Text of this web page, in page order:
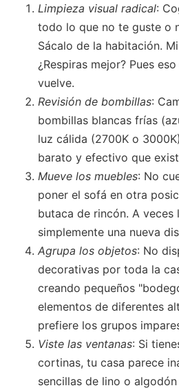
Limpieza visual radical:
todo lo que no te guste o
Sácalo de la habitación.
¿Respiras mejor? Pues
vuelve.
Revisión de bombillas:
bombillas blancas frías
luz cálida (2700K o
barato y efectivo que
Mueve los muebles: No
poner el sofá en otra
butaca de rincón. A veces
simplemente una nueva
Agrupa los objetos: No
decorativas por toda la
creando pequeños
elementos de diferentes
prefiere los grupos
Viste las ventanas: Si
cortinas, tu casa parece
sencillas de lino o